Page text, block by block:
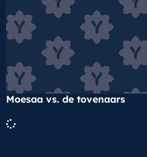
Moesaa vs. de tovenaars